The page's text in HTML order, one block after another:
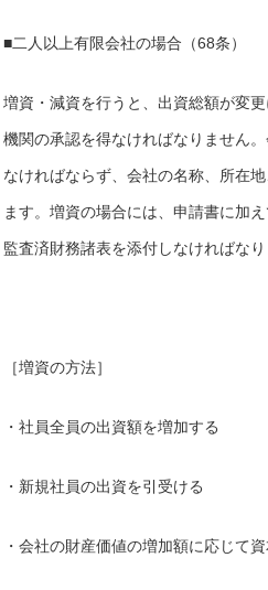
■二人以上有限会社の場合（68条）
増資・減資を行うと、出資総額が変
機関の承認を得なければなりません
なければならず、会社の名称、所在
ます。増資の場合には、申請書に加
監査済財務諸表を添付しなければなり
［増資の方法］
・社員全員の出資額を増加する
・新規社員の出資を引受ける
・会社の財産価値の増加額に応じて